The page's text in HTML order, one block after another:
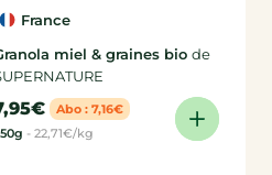
France
miel & graines bio de
Abo : 7,16€
- 22,71€/kg